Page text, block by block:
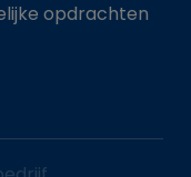
opdrachten